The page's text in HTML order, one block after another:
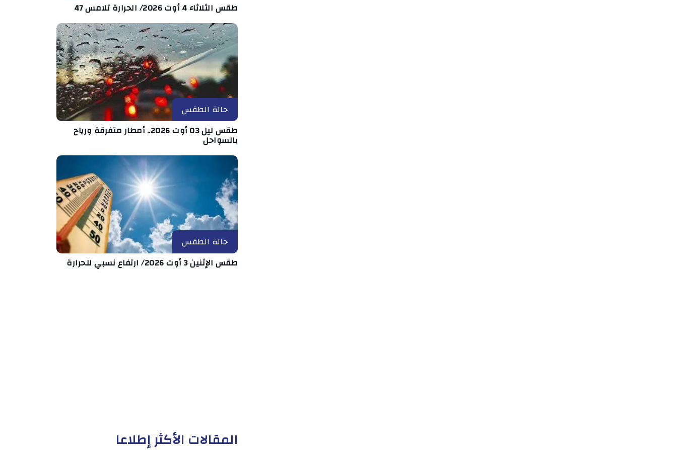
طقس الثلاثاء 4 أوت 2026/ الحرارة تلامس 47
حالة الطقس
طقس ليل 03 أوت 2026.. أمطار متفرقة ورياح
بالسواحل
حالة الطقس
طقس الإثنين 3 أوت 2026/ ارتفاع نسبي للحرارة
المقالات الأكثر إطلاعا